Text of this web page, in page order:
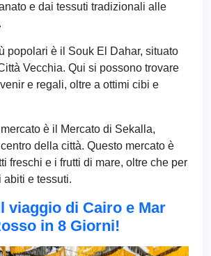
e dai tessuti tradizionali alle
popolari è il Souk El Dahar, situato
Vecchia. Qui si possono trovare
e regali, oltre a ottimi cibi e
è il Mercato di Sekalla,
della città. Questo mercato è
freschi e i frutti di mare, oltre che per
abiti e tessuti.
viaggio di Cairo e Mar
in 8 Giorni!